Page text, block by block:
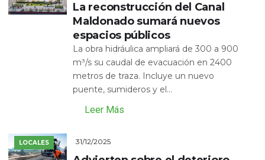
La reconstrucción del Canal
Maldonado sumará nuevos
espacios públicos
La obra hidráulica ampliará de 300 a 900
m³/s su caudal de evacuación en 2400
metros de traza. Incluye un nuevo
puente, sumideros y el...
Leer Más
LOCALES 31/12/2025